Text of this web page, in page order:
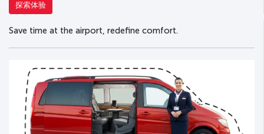
探索体验
Save time at the airport, redefine comfort.